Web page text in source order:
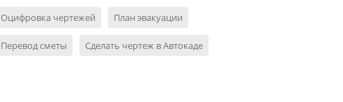
Оцифровка чертежей План эвакуации
Перевод сметы Сделать чертеж в Автокаде